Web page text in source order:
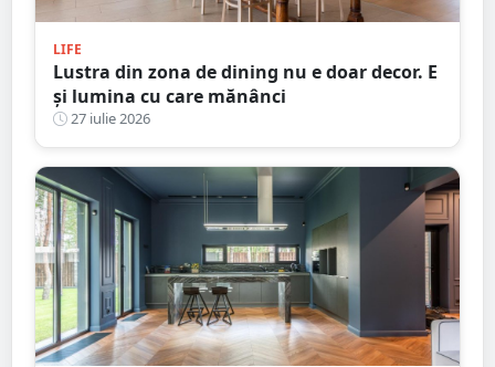
LIFE
Lustra din zona de dining nu e doar decor. E
și lumina cu care mănânci
27 iulie 2026